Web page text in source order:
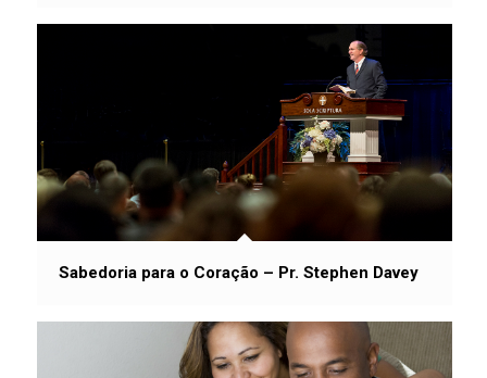
Sabedoria para o Coração – Pr. Stephen Davey